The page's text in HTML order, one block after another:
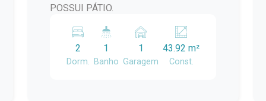
POSSUI PÁTIO.
2
Dorm.
1
Banho
1
Garagem
43.92 m²
Const.